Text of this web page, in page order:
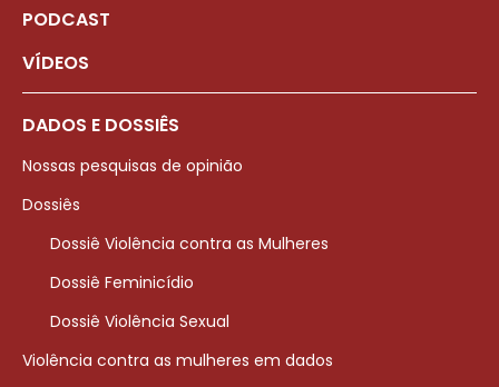
PODCAST
VÍDEOS
DADOS E DOSSIÊS
Nossas pesquisas de opinião
Dossiês
Dossiê Violência contra as Mulheres
Dossiê Feminicídio
Dossiê Violência Sexual
Violência contra as mulheres em dados